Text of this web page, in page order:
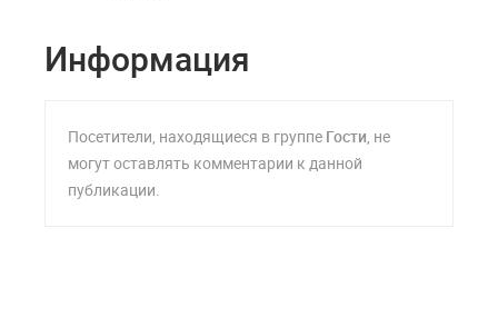
Информация
Посетители, находящиеся в группе Гости, не
могут оставлять комментарии к данной
публикации.